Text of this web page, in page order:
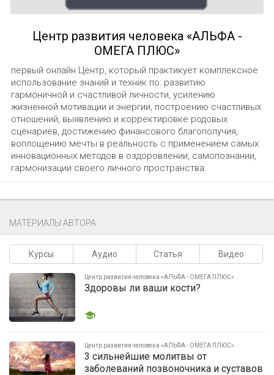
Центр развития человека «АЛЬФА -
ОМЕГА ПЛЮС»
первый онлайн Центр, который практикует комплексное
использование знаний и техник по: развитию
гармоничной и счастливой личности, усилению
жизненной мотивации и энергии, построению счастливых
отношений, выявлению и корректировке родовых
сценариев, достижению финансового благополучия,
воплощению мечты в реальность c применением самых
инновационных методов в оздоровлении, самопознании,
гармонизации своего личного пространства.
МАТЕРИАЛЫ АВТОРА
Курсы Аудио Статья Видео
Центр развития человека «АЛЬФА - ОМЕГА ПЛЮС»
Здоровы ли ваши кости?
Центр развития человека «АЛЬФА - ОМЕГА ПЛЮС»
3 сильнейшие молитвы от
заболеваний позвоночника и суставов